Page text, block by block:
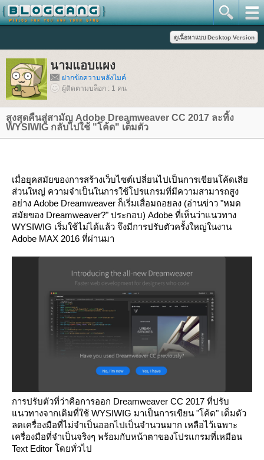
นามแอบแผง
ฝากข้อความหลังไมค์
ผู้ติดตามบล็อก : 1 คน
สูงสุดคืนสู่สามัญ Adobe Dreamweaver CC 2017 ละทิ้ง
WYSIWIG กลับไปใช้ "โค้ด" เต็มตัว
เมื่อยุคสมัยของการสร้างเว็บไซต์เปลี่ยนไปเป็นการเขียนโค้ดเสี
ส่วนใหญ่ ความจำเป็นในการใช้โปรแกรมที่มีความสามารถสูง
อย่าง Adobe Dreamweaver ก็เริ่มเสื่อมถอยลง (อ่านข่าว "หมด
สมัยของ Dreamweaver?" ประกอบ) Adobe ที่เห็นว่าแนวทาง
WYSIWIG เริ่มใช้ไม่ได้แล้ว จึงมีการปรับตัวครั้งใหญ่ในงาน
Adobe MAX 2016 ที่ผ่านมา
การปรับตัวที่ว่าคือการออก Dreamweaver CC 2017 ที่ปรับ
นวทางจากเดิมที่ใช้ WYSIWIG มาเป็นการเขียน "โค้ด" เต็มตัว
ลดเครื่องมือที่ไม่จำเป็นออกไปเป็นจำนวนมาก เหลือไว้เฉพาะ
เครื่องมือที่จำเป็นจริงๆ พร้อมกับหน้าตาของโปรแกรมที่เหมือน
Text Editor โดยทั่วไป